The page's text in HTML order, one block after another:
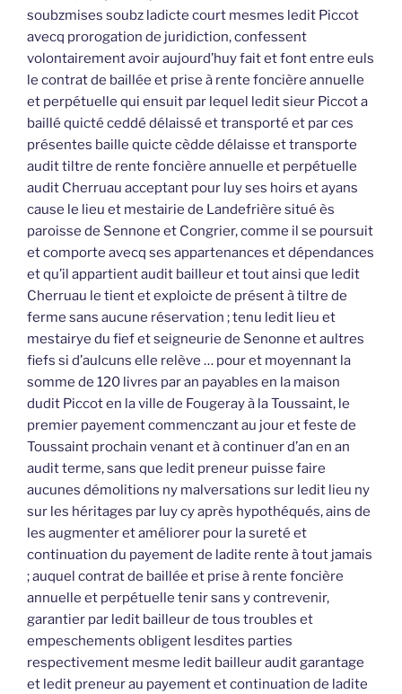
soubzmises soubz ladicte court mesmes ledit Piccot
avecq prorogation de juridiction, confessent
volontairement avoir aujourd’huy fait et font entre euls
le contrat de baillée et prise à rente foncière annuelle
et perpétuelle qui ensuit par lequel ledit sieur Piccot a
baillé quicté ceddé délaissé et transporté et par ces
présentes baille quicte cèdde délaisse et transporte
audit tiltre de rente foncière annuelle et perpétuelle
audit Cherruau acceptant pour luy ses hoirs et ayans
cause le lieu et mestairie de Landefrière situé ès
paroisse de Sennone et Congrier, comme il se poursuit
et comporte avecq ses appartenances et dépendances
et qu’il appartient audit bailleur et tout ainsi que ledit
Cherruau le tient et exploicte de présent à tiltre de
ferme sans aucune réservation ; tenu ledit lieu et
mestairye du fief et seigneurie de Senonne et aultres
fiefs si d’aulcuns elle relève … pour et moyennant la
somme de 120 livres par an payables en la maison
dudit Piccot en la ville de Fougeray à la Toussaint, le
premier payement commenczant au jour et feste de
Toussaint prochain venant et à continuer d’an en an
audit terme, sans que ledit preneur puisse faire
aucunes démolitions ny malversations sur ledit lieu ny
sur les héritages par luy cy après hypothéqués, ains de
les augmenter et améliorer pour la sureté et
continuation du payement de ladite rente à tout jamais
; auquel contrat de baillée et prise à rente foncière
annuelle et perpétuelle tenir sans y contrevenir,
garantier par ledit bailleur de tous troubles et
empeschements obligent lesdites parties
respectivement mesme ledit bailleur audit garantage
et ledit preneur au payement et continuation de ladite